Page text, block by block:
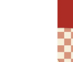
hviezdičiek.